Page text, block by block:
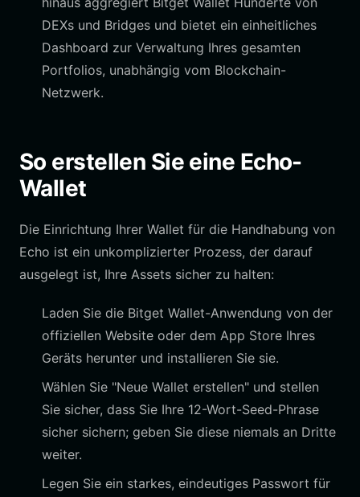
DEXs und Bridges und bietet ein einheitliches
Dashboard zur Verwaltung Ihres gesamten
Portfolios, unabhängig vom Blockchain-
Netzwerk.
So erstellen Sie eine Echo-
Wallet
Die Einrichtung Ihrer Wallet für die Handhabung von
Echo ist ein unkomplizierter Prozess, der darauf
ausgelegt ist, Ihre Assets sicher zu halten:
Laden Sie die Bitget Wallet-Anwendung von der
offiziellen Website oder dem App Store Ihres
Geräts herunter und installieren Sie sie.
Wählen Sie "Neue Wallet erstellen" und stellen
Sie sicher, dass Sie Ihre 12-Wort-Seed-Phrase
sicher sichern; geben Sie diese niemals an Dritte
weiter.
Legen Sie ein starkes, eindeutiges Passwort für